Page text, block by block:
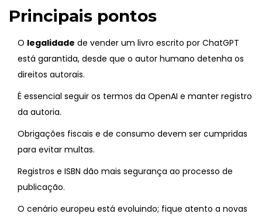
Principais pontos
O legalidade de vender um livro escrito por ChatGPT
está garantida, desde que o autor humano detenha os
direitos autorais.
É essencial seguir os termos da OpenAI e manter registro
da autoria.
Obrigações fiscais e de consumo devem ser cumpridas
para evitar multas.
Registros e ISBN dão mais segurança ao processo de
publicação.
O cenário europeu está evoluindo; fique atento a novas